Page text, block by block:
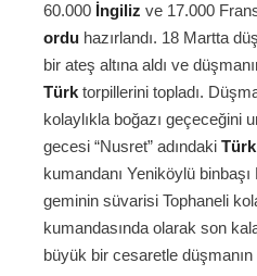
60.000 İngiliz ve 17.000
ordu hazırlandı. 18 Martta
bir ateş altına aldı ve
Türk torpillerini topladı.
kolaylıkla boğazı geçeceğini
gecesi “Nusret” adındaki Türk
kumandanı Yeniköylü
geminin süvarisi Tophaneli
kumandasında olarak son
büyük bir cesaretle